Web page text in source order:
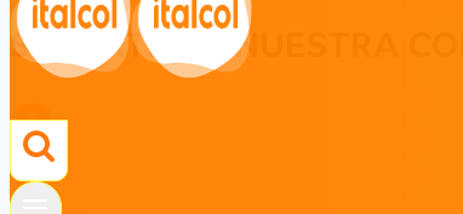
SÉ PARTE DE NUESTRA